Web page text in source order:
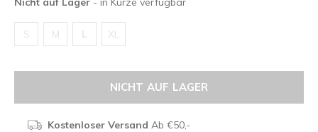
S M L XL
NICHT AUF LAGER
Kostenloser Versand Ab €50,-